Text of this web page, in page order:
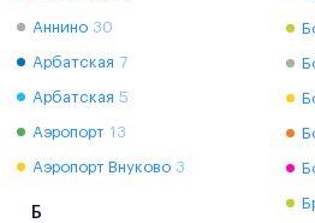
Аннино 30
Арбатская 7
Арбатская 5
Аэропорт 13
Аэропорт Внуково 3
Б